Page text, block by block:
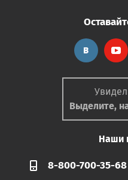
Выделите,
Наши
8-800-700-35-68